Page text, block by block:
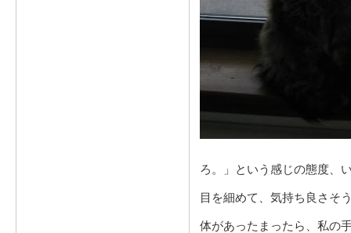
ろ。」という感じの態度、
目を細めて、気持ち良さそ
体があったまったら、私の